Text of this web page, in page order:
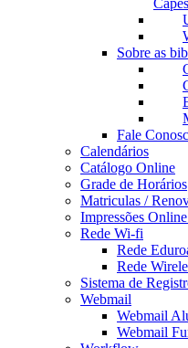
Capes
Sobre as
Fale
Calendários
Catálogo Online
Grade de Horários
Matriculas /
Impressões
Rede Wi-fi
Rede
Rede
Sistema de
Webmail
Webmail
Webmail